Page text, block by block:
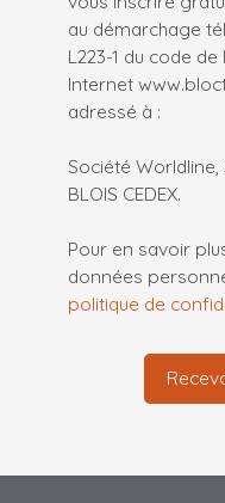
au démarchage
L223-1 du code
Internet
adressé à :
Société Worldline,
BLOIS CEDEX.
Pour en savoir
données
politique de